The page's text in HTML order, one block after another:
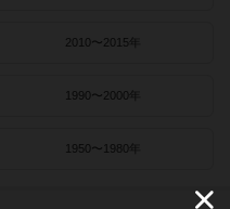
2010〜2015年
1990〜2000年
1950〜1980年